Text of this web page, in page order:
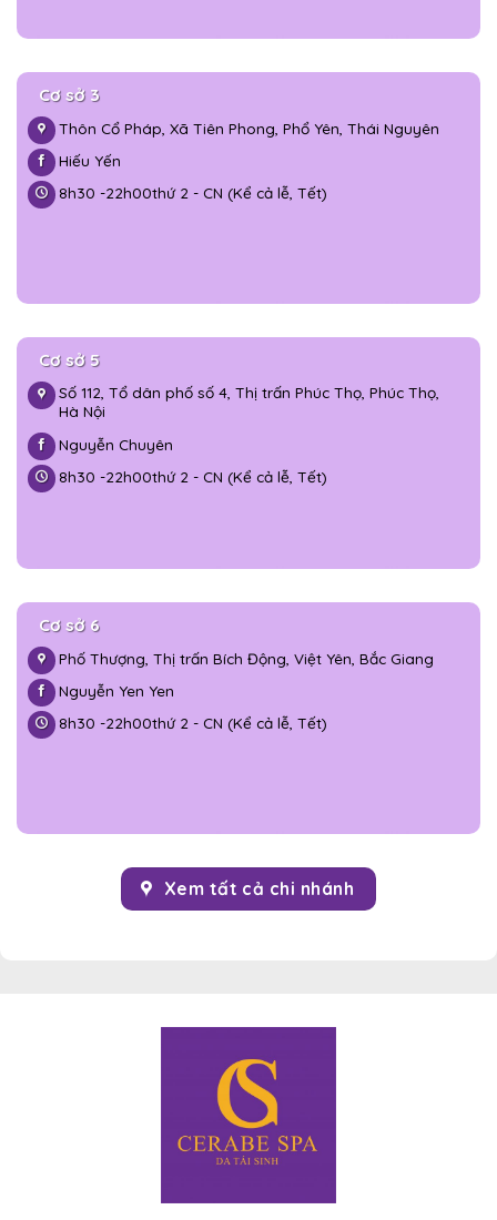
Cơ sở 3
Thôn Cổ Pháp, Xã Tiên Phong, Phổ Yên, Thái Nguyên
Hiếu Yến
8h30 -22h00thứ 2 - CN (Kể cả lễ, Tết)
Cơ sở 5
Số 112, Tổ dân phố số 4, Thị trấn Phúc Thọ, Phúc Thọ,
Hà Nội
Nguyễn Chuyên
8h30 -22h00thứ 2 - CN (Kể cả lễ, Tết)
Cơ sở 6
Phố Thượng, Thị trấn Bích Động, Việt Yên, Bắc Giang
Nguyễn Yen Yen
8h30 -22h00thứ 2 - CN (Kể cả lễ, Tết)
Xem tất cả chi nhánh